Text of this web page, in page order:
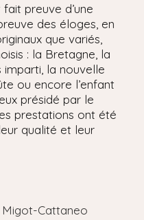
preuve d’une
des éloges, en
que variés,
: la Bretagne, la
imparti, la nouvelle
ou encore l’enfant
présidé par le
prestations ont été
qualité et leur
Cattaneo